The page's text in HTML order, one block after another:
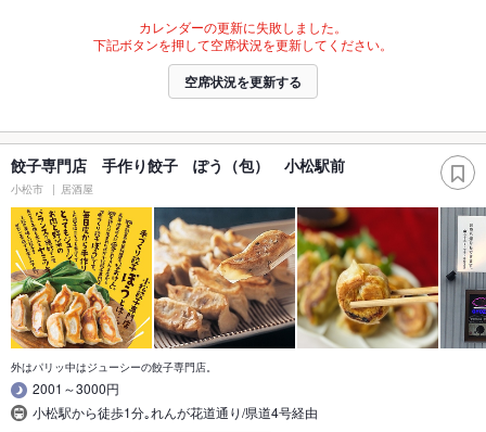
カレンダーの更新に失敗しました。
下記ボタンを押して空席状況を更新してください。
空席状況を更新する
餃子専門店 手作り餃子 ぽう（包） 小松駅前
小松市 居酒屋
外はパリッ中はジューシーの餃子専門店。
2001～3000円
小松駅から徒歩1分｡れんが花道通り/県道4号経由